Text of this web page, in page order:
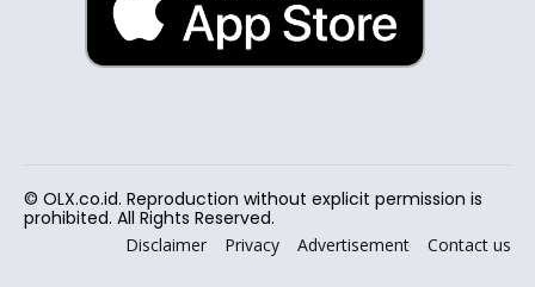
© OLX.co.id. Reproduction without explicit permission is
prohibited. All Rights Reserved.
Disclaimer Privacy Advertisement Contact us